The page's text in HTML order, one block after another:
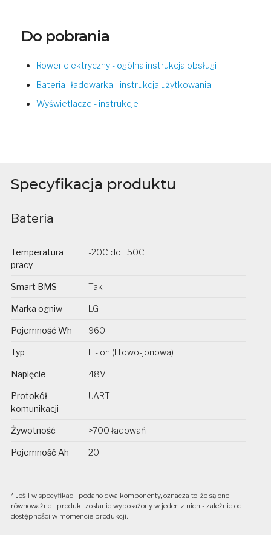
Do pobrania
Rower elektryczny - ogólna instrukcja obsługi
Bateria i ładowarka - instrukcja użytkowania
Wyświetlacze - instrukcje
Specyfikacja produktu
Bateria
Temperatura
pracy
-20C do +50C
Smart BMS Tak
Marka ogniw LG
Pojemność Wh 960
Typ Li-ion (litowo-jonowa)
Napięcie 48V
Protokół
komunikacji
UART
Żywotność >700 ładowań
Pojemność Ah 20
* Jeśli w specyfikacji podano dwa komponenty, oznacza to, że są one
równoważne i produkt zostanie wyposażony w jeden z nich - zależnie od
dostępności w momencie produkcji.